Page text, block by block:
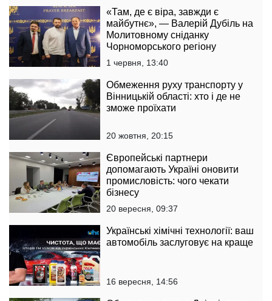
«Там, де є віра, завжди є
майбутнє», — Валерій Дубіль на
Молитовному сніданку
Чорноморського регіону
1 червня, 13:40
Обмеження руху транспорту у
Вінницькій області: хто і де не
зможе проїхати
20 жовтня, 20:15
Європейські партнери
допомагають Україні оновити
промисловість: чого чекати
бізнесу
20 вересня, 09:37
Українські хімічні технології: ваш
автомобіль заслуговує на краще
16 вересня, 14:56